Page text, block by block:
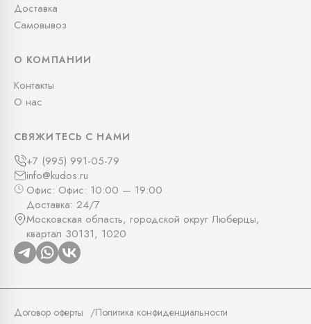
Доставка
Самовывоз
О КОМПАНИИ
Контакты
О нас
СВЯЖИТЕСЬ С НАМИ
+7 (995) 991-05-79
info@kudos.ru
Офис: Офис: 10:00 — 19:00
Доставка: 24/7
Московская область, городской округ Люберцы,
квартал 30131, 1020
Договор оферты Политика конфиденциальности